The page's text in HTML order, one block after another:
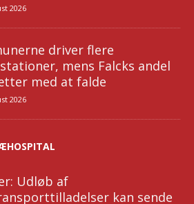
2026
driver flere
mens Falcks andel
med at falde
2026
Udløb af
kan sende